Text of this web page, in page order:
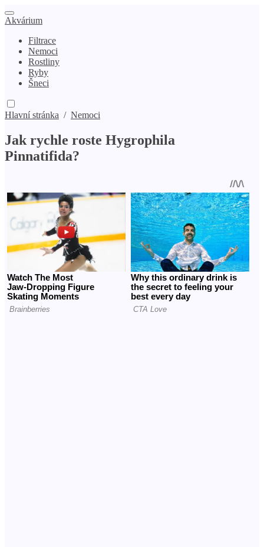
Akvárium
Filtrace
Nemoci
Rostliny
Ryby
Šneci
Hlavní stránka / Nemoci
Jak rychle roste Hygrophila
Pinnatifida?